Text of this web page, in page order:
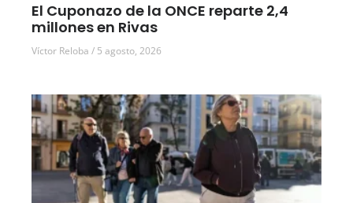
El Cuponazo de la ONCE reparte 2,4
millones en Rivas
Víctor Reloba 5 agosto, 2026